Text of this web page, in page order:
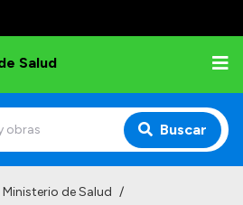
Salud
Buscar
Ministerio de Salud /